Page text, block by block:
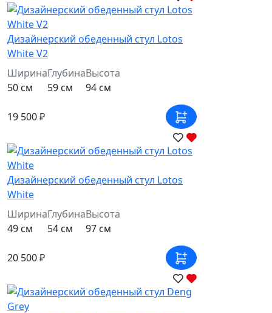
Дизайнерский обеденный стул Lotos
White V2
Ширина
50 см
Глубина
59 см
Высота
94 см
19 500 ₽
Дизайнерский обеденный стул Lotos
White
Ширина
49 см
Глубина
54 см
Высота
97 см
20 500 ₽